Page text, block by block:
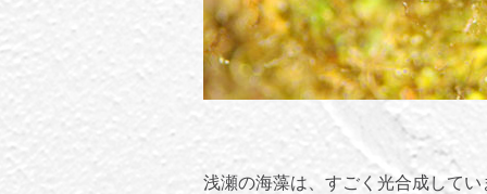
浅瀬の海藻は、すごく光合成してい